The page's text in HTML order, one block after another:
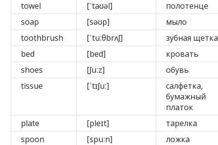
towel [ˈtaʊəl]
полотенце
soap
[səʊp]
мыло
toothbrush
[ˈtuːθbrʌʃ]
зубная щетка
bed
[bed]
кровать
shoes
[ʃuːz]
обувь
tissue
[ˈtɪʃuː]
салфетка,
бумажный
платок
plate
[pleɪt]
тарелка
spoon
[spuːn]
ложка